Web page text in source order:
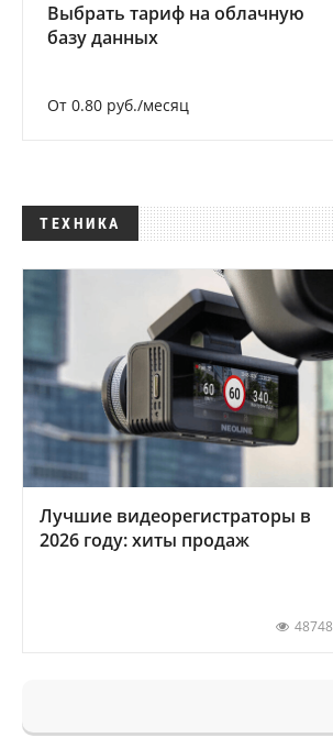
Выбрать тариф на облачную
базу данных
От 0.80 руб./месяц
ТЕХНИКА
Лучшие видеорегистраторы в
2026 году: хиты продаж
48748